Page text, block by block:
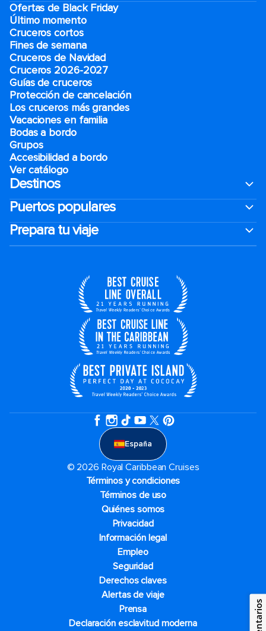
Ofertas de Black Friday
Último momento
Cruceros cortos
Fines de semana
Cruceros de Navidad
Cruceros 2026-2027
Guías de cruceros
Protección de cancelación
Los cruceros más grandes
Vacaciones en familia
Bodas a bordo
Grupos
Accesibilidad a bordo
Ver catálogo
Destinos
Puertos populares
Prepara tu viaje
España
© 2026 Royal Caribbean Cruises
Términos y condiciones
Términos de uso
Quiénes somos
Privacidad
Información legal
Empleo
Seguridad
Derechos claves
Alertas de viaje
Prensa
Declaración esclavitud moderna